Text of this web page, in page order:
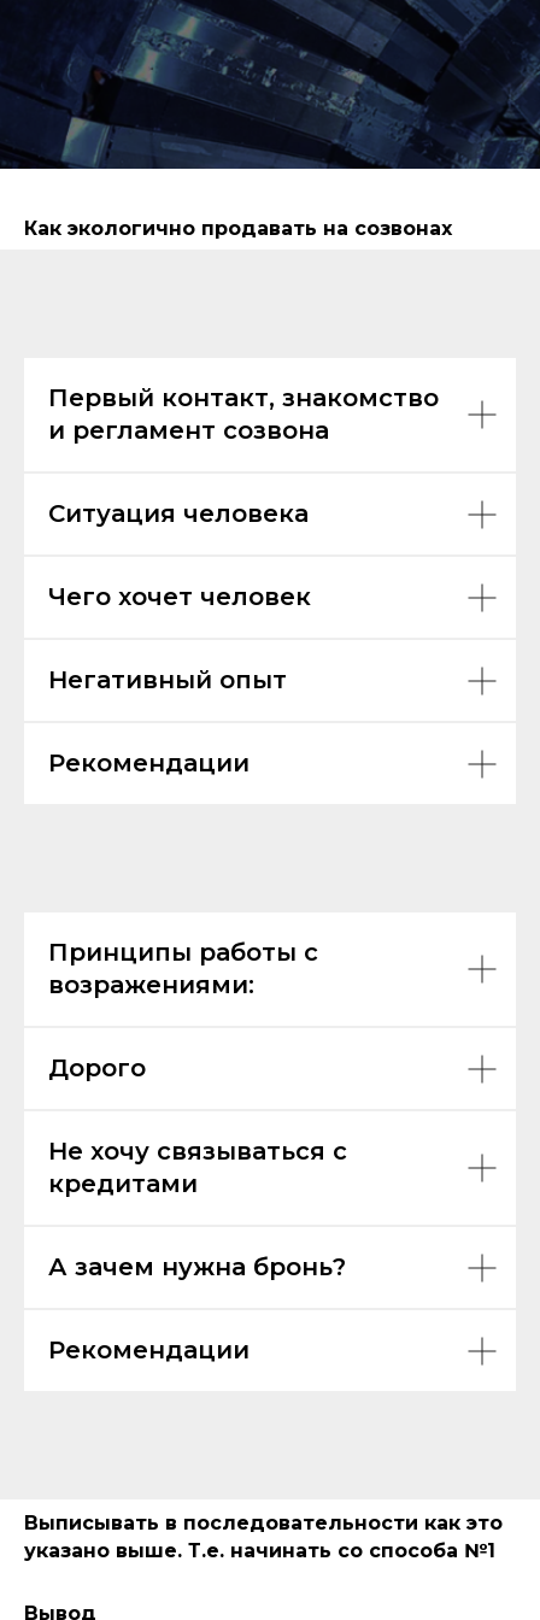
Как экологично продавать на созвонах
Первый контакт, знакомство
и регламент созвона
Ситуация человека
Чего хочет человек
Негативный опыт
Рекомендации
Принципы работы с
возражениями:
Дорого
Не хочу связываться с
кредитами
А зачем нужна бронь?
Рекомендации
Выписывать в последовательности как это
указано выше. Т.е. начинать со способа №1
Вывод